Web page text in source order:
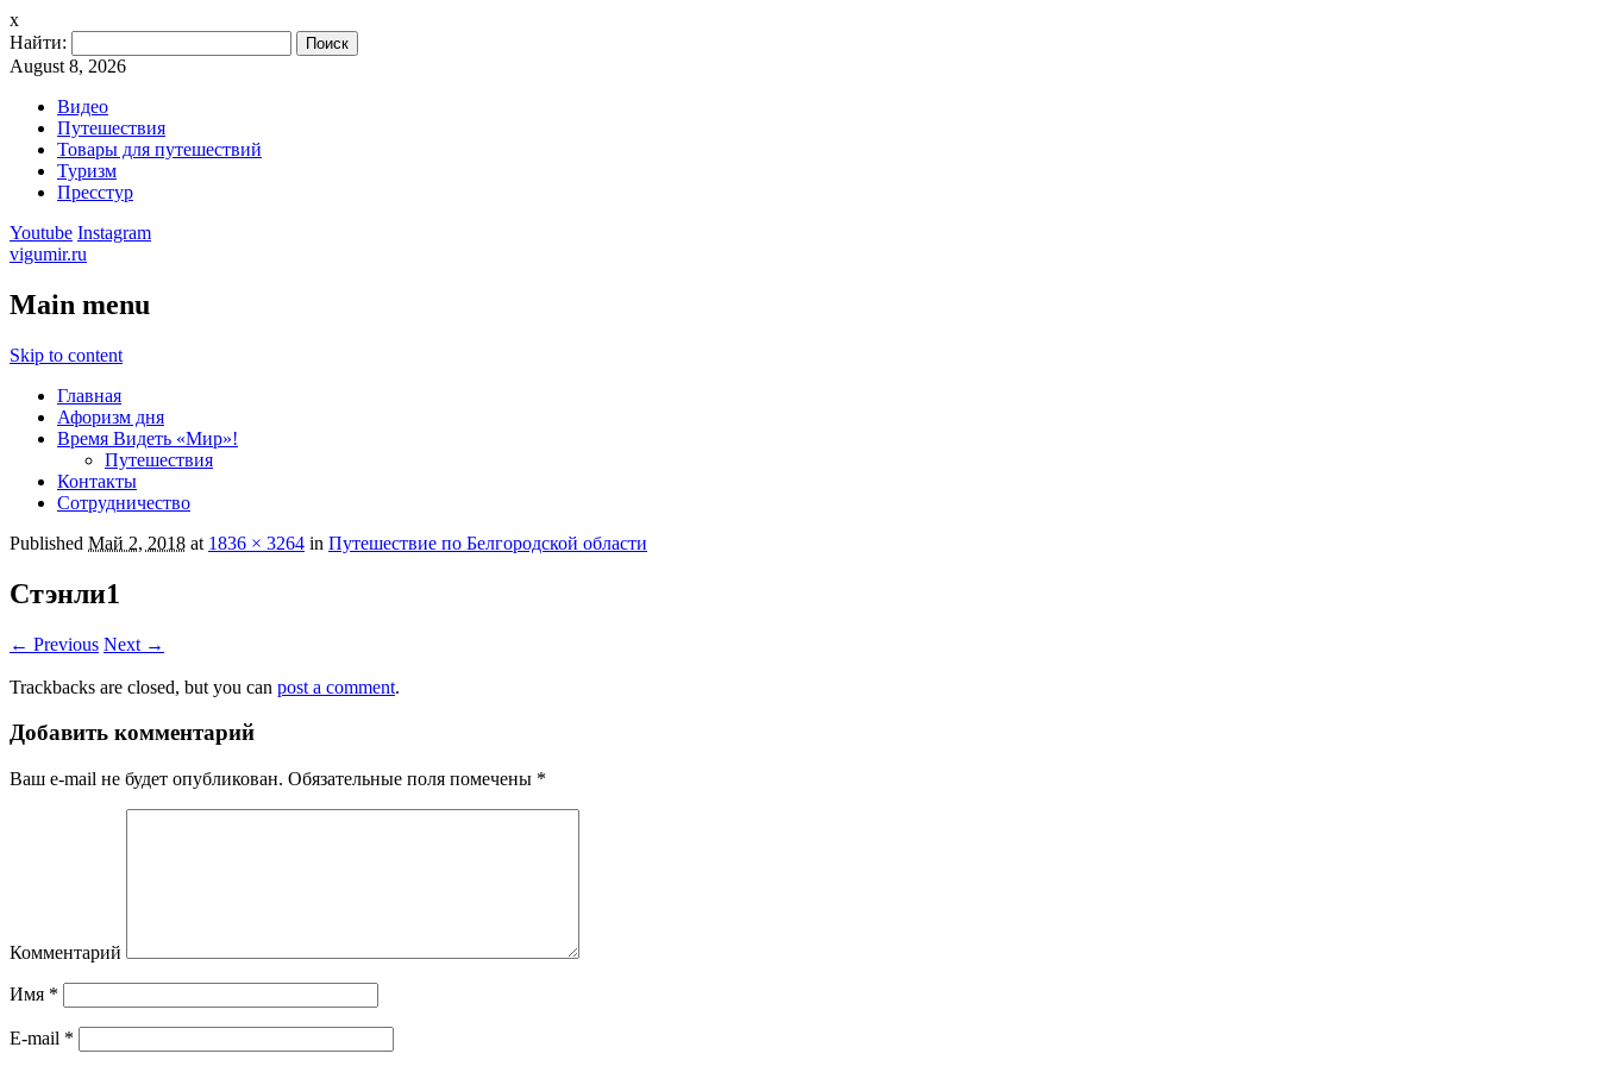
x
Найти:
August 8, 2026
Видео
Путешествия
Товары для путешествий
Туризм
Пресстур
Youtube Instagram
vigumir.ru
Main menu
Skip to content
Главная
Афоризм дня
Время Видеть «Мир»!
Путешествия
Контакты
Сотрудничество
Published Май 2, 2018 at 1836 × 3264 in Путешествие по Белгородской области
Стэнли1
← Previous Next →
Trackbacks are closed, but you can post a comment.
Добавить комментарий
Ваш e-mail не будет опубликован. Обязательные поля помечены *
Комментарий
Имя *
E-mail *